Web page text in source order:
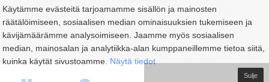
Käytämme evästeitä tarjoamamme sisällön ja mainosten
räätälöimiseen, sosiaalisen median ominaisuuksien tukemiseen ja
kävijämäärämme analysoimiseen. Jaamme myös sosiaalisen
median, mainosalan ja analytiikka-alan kumppaneillemme tietoa siitä,
kuinka käytät sivustoamme. Näytä tiedot
Sulje